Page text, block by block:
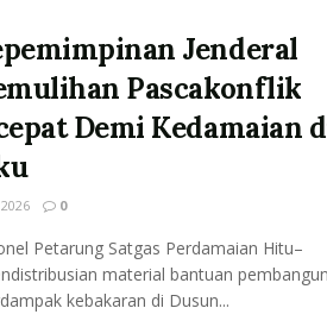
Jenderal
Pascakonflik
Demi Kedamaian
0
Petarung Satgas Perdamaian Hitu–
material bantuan
kebakaran di Dusun...